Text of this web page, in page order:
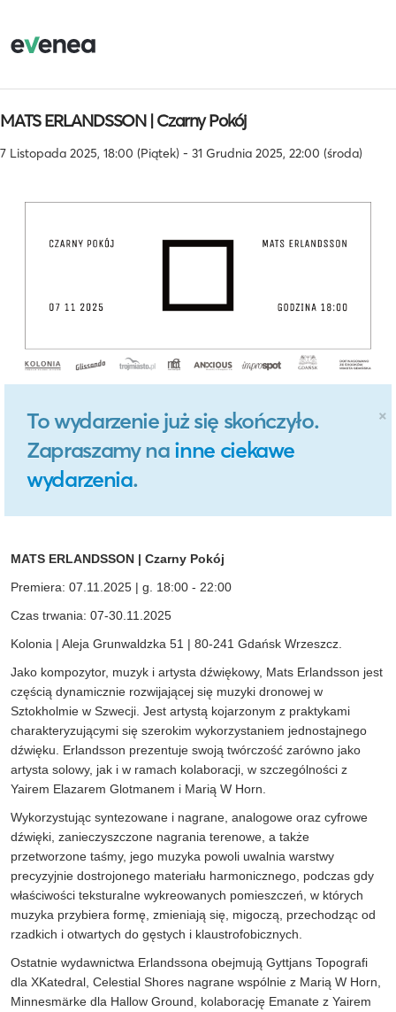
MATS ERLANDSSON | Czarny Pokój
7 Listopada 2025, 18:00 (Piątek) - 31 Grudnia 2025, 22:00 (środa)
×
To wydarzenie już się skończyło.
Zapraszamy na inne ciekawe
wydarzenia.
MATS ERLANDSSON | Czarny Pokój
Premiera: 07.11.2025 | g. 18:00 - 22:00
Czas trwania: 07-30.11.2025
Kolonia | Aleja Grunwaldzka 51 | 80-241 Gdańsk Wrzeszcz.
Jako kompozytor, muzyk i artysta dźwiękowy, Mats Erlandsson jest
częścią dynamicznie rozwijającej się muzyki dronowej w
Sztokholmie w Szwecji. Jest artystą kojarzonym z praktykami
charakteryzującymi się szerokim wykorzystaniem jednostajnego
dźwięku. Erlandsson prezentuje swoją twórczość zarówno jako
artysta solowy, jak i w ramach kolaboracji, w szczególności z
Yairem Elazarem Glotmanem i Marią W Horn.
Wykorzystując syntezowane i nagrane, analogowe oraz cyfrowe
dźwięki, zanieczyszczone nagrania terenowe, a także
przetworzone taśmy, jego muzyka powoli uwalnia warstwy
precyzyjnie dostrojonego materiału harmonicznego, podczas gdy
właściwości teksturalne wykreowanych pomieszczeń, w których
muzyka przybiera formę, zmieniają się, migoczą, przechodząc od
rzadkich i otwartych do gęstych i klaustrofobicznych.
Ostatnie wydawnictwa Erlandssona obejmują Gyttjans Topografi
dla XKatedral, Celestial Shores nagrane wspólnie z Marią W Horn,
Minnesmärke dla Hallow Ground, kolaborację Emanate z Yairem